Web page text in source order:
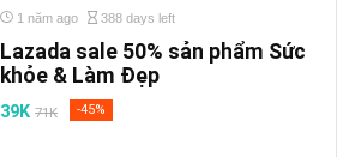
1 năm ago 388 days left
Lazada sale 50% sản phẩm Sức
khỏe & Làm Đẹp
39K 71K -45%